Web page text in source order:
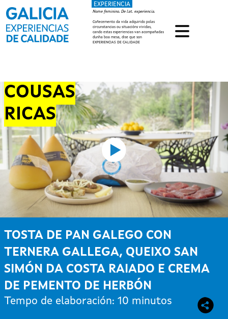
Ir o contido principal
EXPERIENCIA
Nome feminino. De lat. experiencia.
Coñecemento da vida adquirido polas
circunstancias ou situacións vividas,
cando estas experiencias van acompañadas
dunha boa mesa, dise que son
EXPERIENCIAS DE CALIDADE
COUSAS
RICAS
TOSTA DE PAN GALEGO CON
TERNERA GALLEGA, QUEIXO SAN
SIMÓN DA COSTA RAIADO E CREMA
DE PEMENTO DE HERBÓN
Tempo de elaboración: 10 minutos